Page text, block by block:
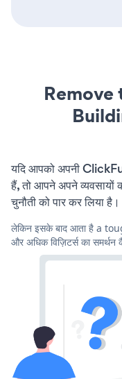
Remove
यदि आपको अपनी
हैं, तो आपने अपने व्यवसायों
चुनौती को पार कर लिया है।
लेकिन इसके बाद आता है a
और अधिक विज़िटर्स का